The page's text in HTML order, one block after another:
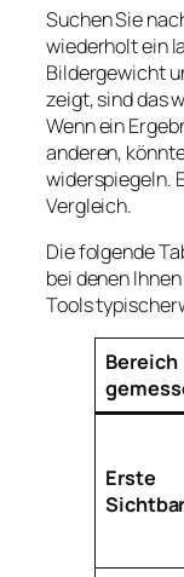
Suchen Sie
wiederholt ein
Bildergewicht
zeigt, sind das
Wenn ein
anderen,
widerspiegeln.
Vergleich.
Die folgende
bei denen
Tools
Bereich
Erste